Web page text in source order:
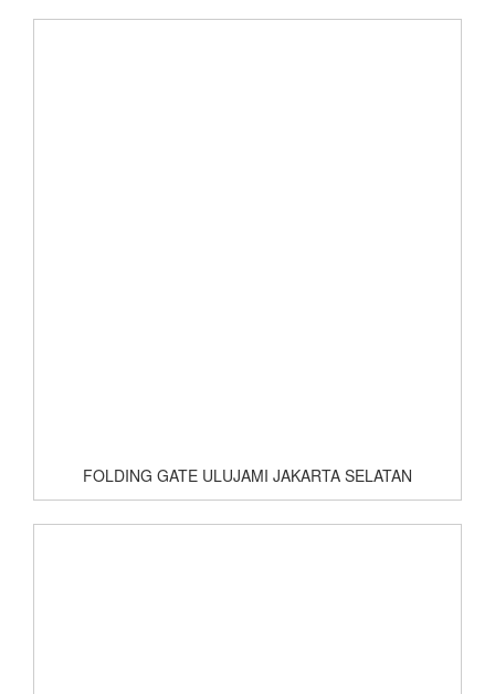
FOLDING GATE ULUJAMI JAKARTA SELATAN